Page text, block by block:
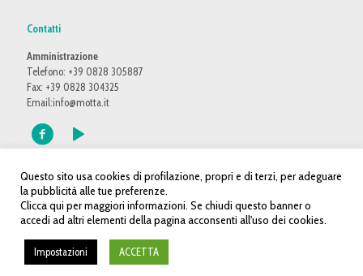
Contatti
Amministrazione
Telefono: +39 0828 305887
Fax: +39 0828 304325
Email:info@motta.it
© 2016 Motta S.p.A. Tutti i diritti riservati - P.IVA: 02914380650 |Web
agency
Mappa del sito |Privacy Policy
Questo sito usa cookies di profilazione, propri e di terzi, per adeguare
la pubblicità alle tue preferenze.
Clicca qui per maggiori informazioni. Se chiudi questo banner o
accedi ad altri elementi della pagina acconsenti all'uso dei cookies.
Impostazioni ACCETTA